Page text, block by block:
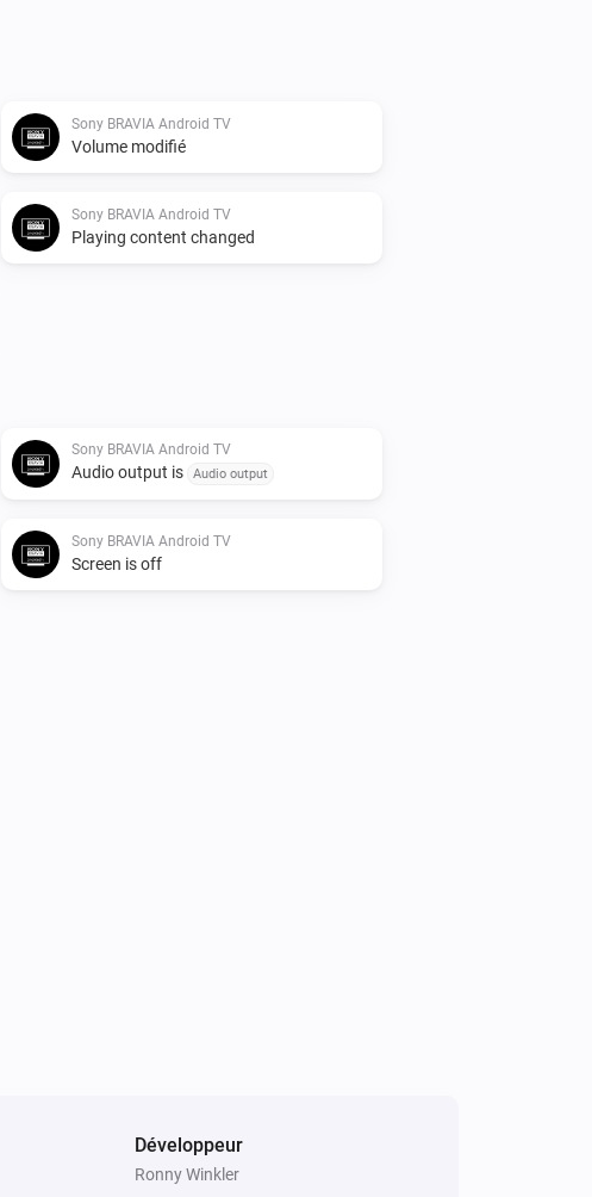
Sony BRAVIA Android TV
Volume modifié
Sony BRAVIA Android TV
Playing content changed
Sony BRAVIA Android TV
Audio output is Audio output
Sony BRAVIA Android TV
Screen is off
Sony BRAVIA Android TV
Select picture mode
Développeur
Ronny Winkler